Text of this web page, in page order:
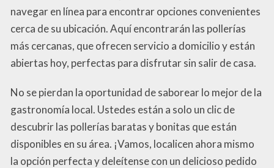
navegar en línea para encontrar opciones convenientes
cerca de su ubicación. Aquí encontrarán las pollerías
más cercanas, que ofrecen servicio a domicilio y están
abiertas hoy, perfectas para disfrutar sin salir de casa.
No se pierdan la oportunidad de saborear lo mejor de la
gastronomía local. Ustedes están a solo un clic de
descubrir las pollerías baratas y bonitas que están
disponibles en su área. ¡Vamos, localicen ahora mismo
la opción perfecta y deleítense con un delicioso pedido